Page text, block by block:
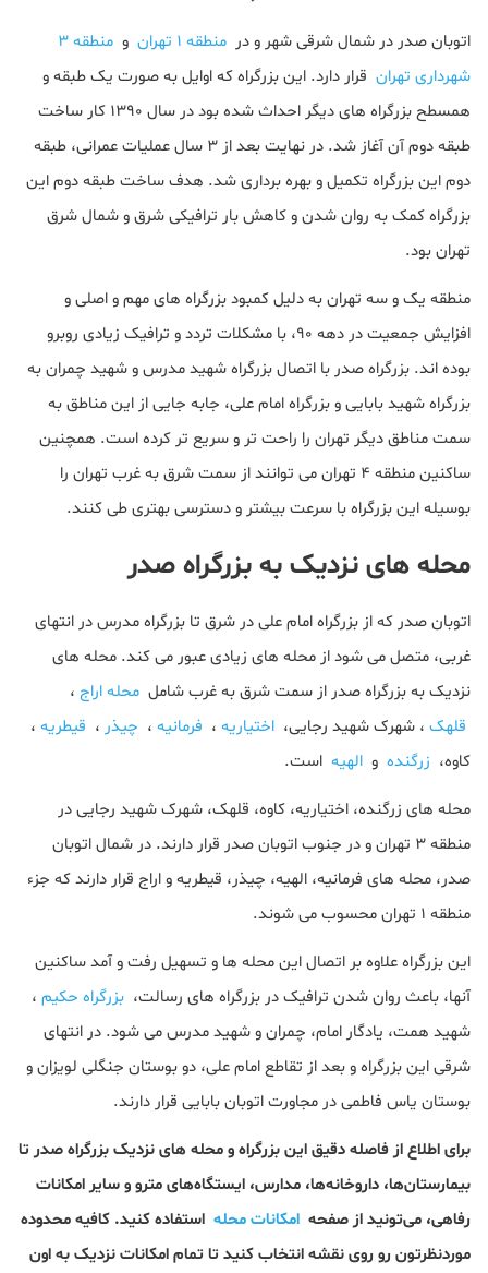
اتوبان صدر در شمال شرقی شهر و در منطقه 1 تهران و
منطقه 3
شهرداری تهران قرار دارد. این بزرگراه که اوایل به صورت یک طبقه و
همسطح بزرگراه های دیگر احداث شده بود در سال 1390 کار ساخت
طبقه دوم آن آغاز شد. در نهایت بعد از 3 سال عملیات عمرانی، طبقه
دوم این بزرگراه تکمیل و بهره برداری شد. هدف ساخت طبقه دوم این
بزرگراه کمک به روان شدن و کاهش بار ترافیکی شرق و شمال شرق
تهران بود.
منطقه یک و سه تهران به دلیل کمبود بزرگراه های مهم و اصلی و
افزایش جمعیت در دهه 90، با مشکلات تردد و ترافیک زیادی روبرو
بوده اند. بزرگراه صدر با اتصال بزرگراه شهید مدرس و شهید چمران به
بزرگراه شهید بابایی و بزرگراه امام علی، جابه جایی از این مناطق به
سمت مناطق دیگر تهران را راحت تر و سریع تر کرده است. همچنین
ساکنین منطقه 4 تهران می توانند از سمت شرق به غرب تهران را
بوسیله این بزرگراه با سرعت بیشتر و دسترسی بهتری طی کنند.
محله های نزدیک به بزرگراه صدر
اتوبان صدر که از بزرگراه امام علی در شرق تا بزرگراه مدرس در انتهای
غربی، متصل می شود از محله های زیادی عبور می کند. محله های
نزدیک به بزرگراه صدر از سمت شرق به غرب شامل محله اراج ،
قلهک ، شهرک شهید رجایی، اختیاریه ، فرمانیه ، چیذر ، قیطریه ،
کاوه، زرگنده و الهیه است.
محله های زرگنده، اختیاریه، کاوه، قلهک، شهرک شهید رجایی در
منطقه 3 تهران و در جنوب اتوبان صدر قرار دارند. در شمال اتوبان
صدر، محله های فرمانیه، الهیه، چیذر، قیطریه و اراج قرار دارند که جزء
منطقه 1 تهران محسوب می شوند.
این بزرگراه علاوه بر اتصال این محله ها و تسهیل رفت و آمد ساکنین
آنها، باعث روان شدن ترافیک در بزرگراه های رسالت، بزرگراه حکیم ،
شهید همت، یادگار امام، چمران و شهید مدرس می شود. در انتهای
شرقی این بزرگراه و بعد از تقاطع امام علی، دو بوستان جنگلی لویزان و
بوستان یاس فاطمی در مجاورت اتوبان بابایی قرار دارند.
برای اطلاع از فاصله دقیق این بزرگراه و محله های نزدیک بزرگراه صدر تا
بیمارستان‌ها، داروخانه‌ها، مدارس، ایستگاه‌های مترو و سایر امکانات
رفاهی، می‌تونید از صفحه امکانات محله استفاده کنید. کافیه محدوده
موردنظرتون رو روی نقشه انتخاب کنید تا تمام امکانات نزدیک به اون